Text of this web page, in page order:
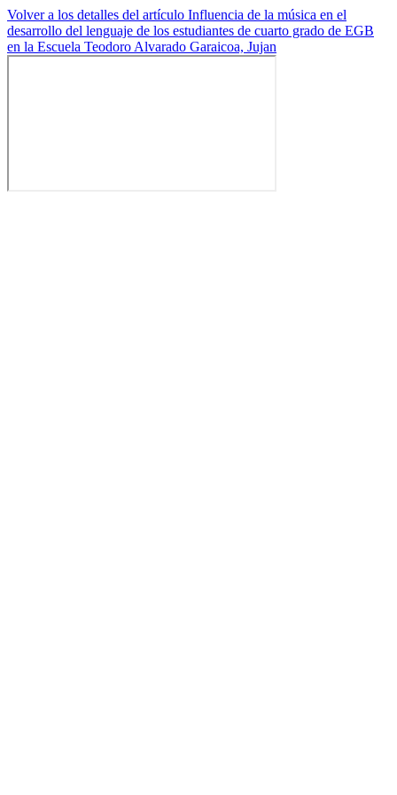
Volver a los detalles del artículo Influencia de la música en el
desarrollo del lenguaje de los estudiantes de cuarto grado de EGB
en la Escuela Teodoro Alvarado Garaicoa, Jujan